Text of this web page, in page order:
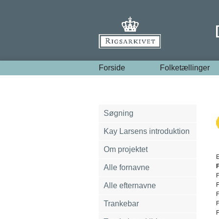
Forside Folketællinger
Søgning
Kay Larsens introduktion
Om projektet
Alle fornavne
Alle efternavne
Trankebar